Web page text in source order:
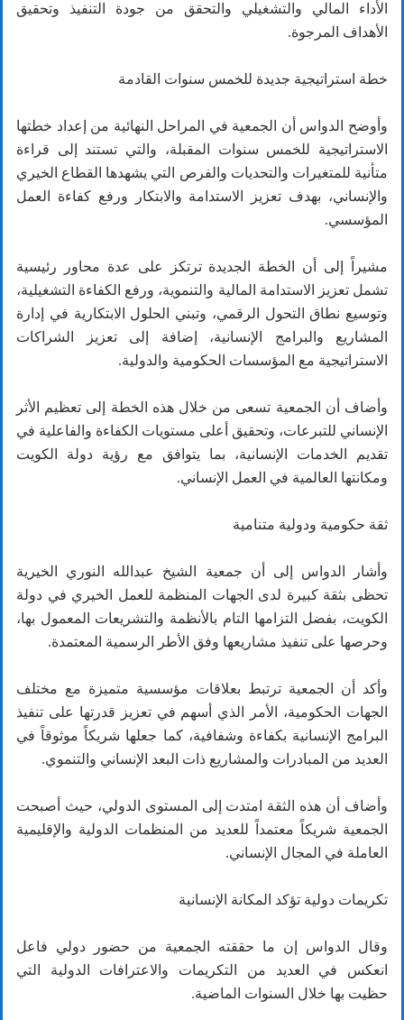
الأداء المالي والتشغيلي والتحقق من جودة التنفيذ وتحقيق
الأهداف المرجوة.
خطة استراتيجية جديدة للخمس سنوات القادمة
وأوضح الدواس أن الجمعية في المراحل النهائية من إعداد خطتها
الاستراتيجية للخمس سنوات المقبلة، والتي تستند إلى قراءة
متأنية للمتغيرات والتحديات والفرص التي يشهدها القطاع الخيري
والإنساني، بهدف تعزيز الاستدامة والابتكار ورفع كفاءة العمل
المؤسسي.
مشيراً إلى أن الخطة الجديدة ترتكز على عدة محاور رئيسية
تشمل تعزيز الاستدامة المالية والتنموية، ورفع الكفاءة التشغيلية،
وتوسيع نطاق التحول الرقمي، وتبني الحلول الابتكارية في إدارة
المشاريع والبرامج الإنسانية، إضافة إلى تعزيز الشراكات
الاستراتيجية مع المؤسسات الحكومية والدولية.
وأضاف أن الجمعية تسعى من خلال هذه الخطة إلى تعظيم الأثر
الإنساني للتبرعات، وتحقيق أعلى مستويات الكفاءة والفاعلية في
تقديم الخدمات الإنسانية، بما يتوافق مع رؤية دولة الكويت
ومكانتها العالمية في العمل الإنساني.
ثقة حكومية ودولية متنامية
وأشار الدواس إلى أن جمعية الشيخ عبدالله النوري الخيرية
تحظى بثقة كبيرة لدى الجهات المنظمة للعمل الخيري في دولة
الكويت، بفضل التزامها التام بالأنظمة والتشريعات المعمول بها،
وحرصها على تنفيذ مشاريعها وفق الأطر الرسمية المعتمدة.
وأكد أن الجمعية ترتبط بعلاقات مؤسسية متميزة مع مختلف
الجهات الحكومية، الأمر الذي أسهم في تعزيز قدرتها على تنفيذ
البرامج الإنسانية بكفاءة وشفافية، كما جعلها شريكاً موثوقاً في
العديد من المبادرات والمشاريع ذات البعد الإنساني والتنموي.
وأضاف أن هذه الثقة امتدت إلى المستوى الدولي، حيث أصبحت
الجمعية شريكاً معتمداً للعديد من المنظمات الدولية والإقليمية
العاملة في المجال الإنساني.
تكريمات دولية تؤكد المكانة الإنسانية
وقال الدواس إن ما حققته الجمعية من حضور دولي فاعل
انعكس في العديد من التكريمات والاعترافات الدولية التي
حظيت بها خلال السنوات الماضية.